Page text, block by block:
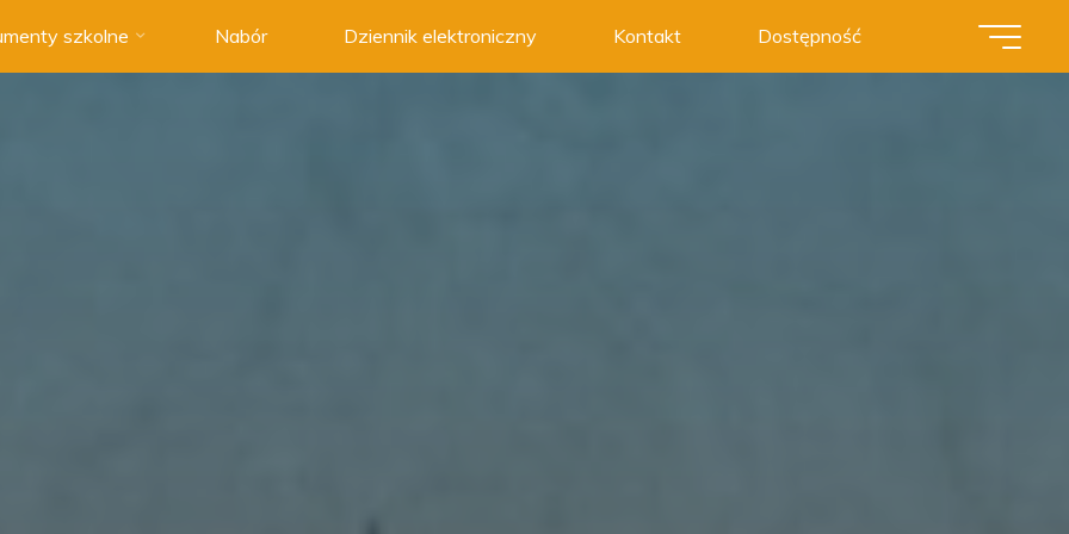
szkolne Nabór Dziennik elektroniczny Kontakt Dostępność